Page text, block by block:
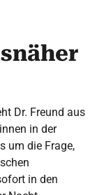
Dr. Freund aus
in der
um die Frage,
in den